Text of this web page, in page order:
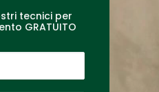
tecnici per
GRATUITO